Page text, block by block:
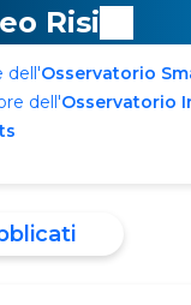
Risi
dell'Osservatorio
dell'Osservatorio